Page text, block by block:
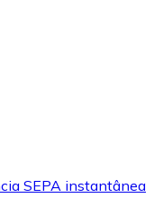
SEPA instantânea